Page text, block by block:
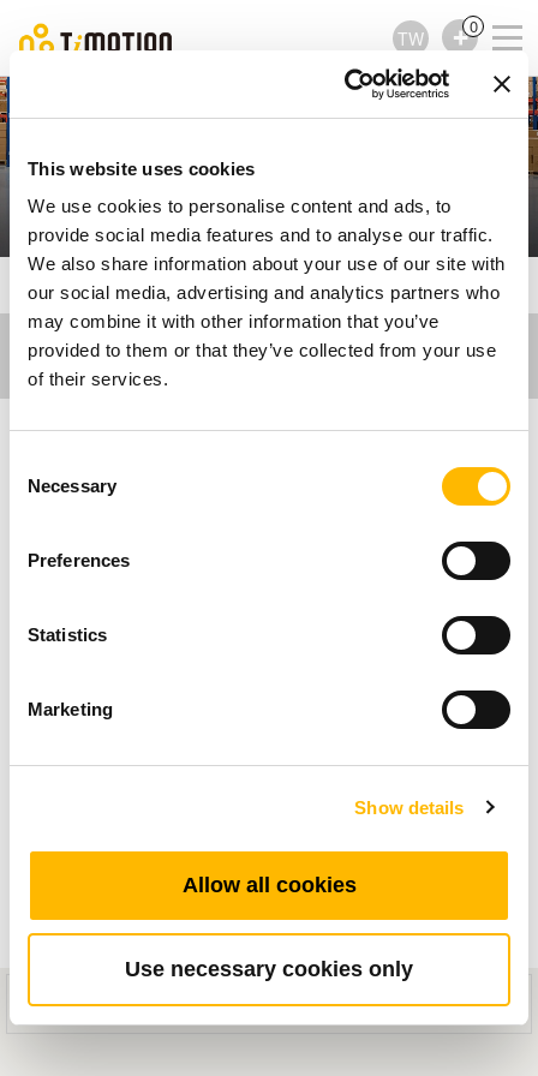
This website uses cookies
We use cookies to personalise content and ads, to
provide social media features and to analyse our traffic.
We also share information about your use of our site with
our social media, advertising and analytics partners who
may combine it with other information that you’ve
provided to them or that they’ve collected from your use
of their services.
Selection
Necessary
Preferences
Statistics
Marketing
Show details
Allow all cookies
Use necessary cookies only
TW
0
自動導引車和自主移動機
器人
TiMOTION 工業應用 自動導引車和自主移動機器人
適用於自動導引車
（AGV）和自主移動機器
人（AMR）的電動推桿
在現今自動化產業中，將電動推桿應用於自動導
引車（AGV）與自主移動機器人（AMR），是提
升作業效率的關鍵之一。這些設備仰賴電動推桿
相較於傳統人工操作或機械系統，搭載電動推桿
的AGV與AMR具備多項優勢。它們能使流程自動
化、減少成本，並降低人力搬運材料帶來的風
險。電動推桿確保升降平台平穩運行，讓工業環